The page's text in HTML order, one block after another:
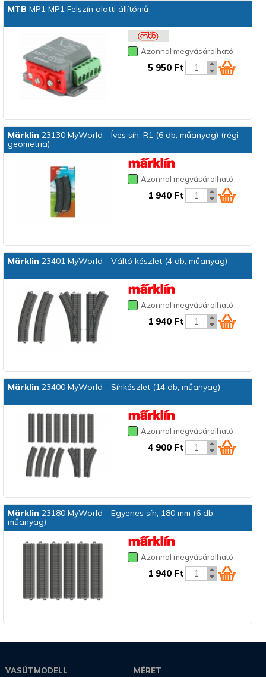
MTB MP1 MP1 Felszín alatti állítómű
Azonnal megvásárolható
5 950 Ft
Märklin 23130 MyWorld - Íves sín, R1 (6 db, műanyag) (régi
geometria)
Azonnal megvásárolható
1 940 Ft
Märklin 23401 MyWorld - Váltó készlet (4 db, műanyag)
Azonnal megvásárolható
1 940 Ft
Märklin 23400 MyWorld - Sínkészlet (14 db, műanyag)
Azonnal megvásárolható
4 900 Ft
Märklin 23180 MyWorld - Egyenes sín, 180 mm (6 db,
műanyag)
Azonnal megvásárolható
1 940 Ft
VASÚTMODELL MÉRET